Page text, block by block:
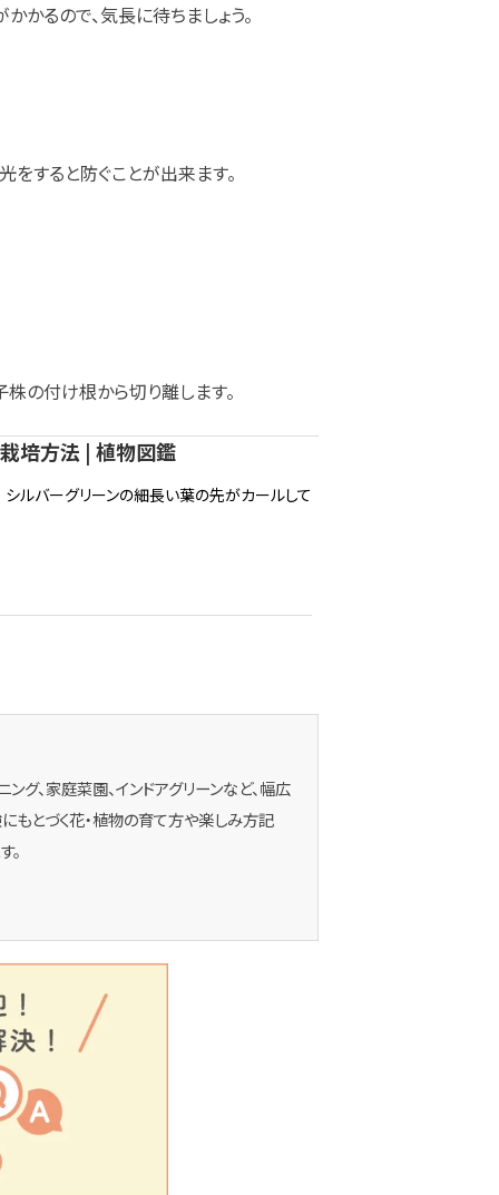
るので、気長に待ちましょう。
すると防ぐことが出来ます。
の付け根から切り離します。
栽培方法 | 植物図鑑
シルバーグリーンの細長い葉の先がカールして
グ、家庭菜園、インドアグリーンなど、幅広
もとづく花・植物の育て方や楽しみ方記
。